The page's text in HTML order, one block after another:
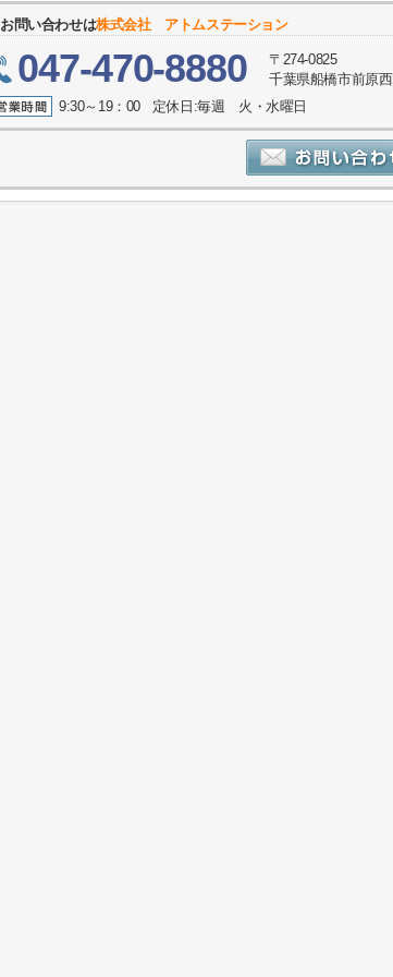
お問い合わせは株式会社 アトムステーション
047-470-8880
〒274-0825
千葉県船橋市前原
9:30～19：00 定休日:毎週 火・水曜日